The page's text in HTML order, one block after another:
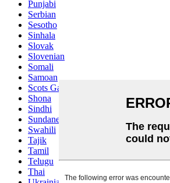
Punjabi
Serbian
Sesotho
Sinhala
Slovak
Slovenian
Somali
Samoan
Scots Gaelic
Shona
Sindhi
Sundanese
Swahili
Tajik
Tamil
Telugu
Thai